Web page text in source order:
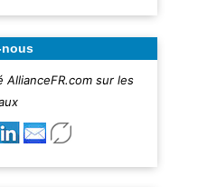
nous
AllianceFR.com sur les